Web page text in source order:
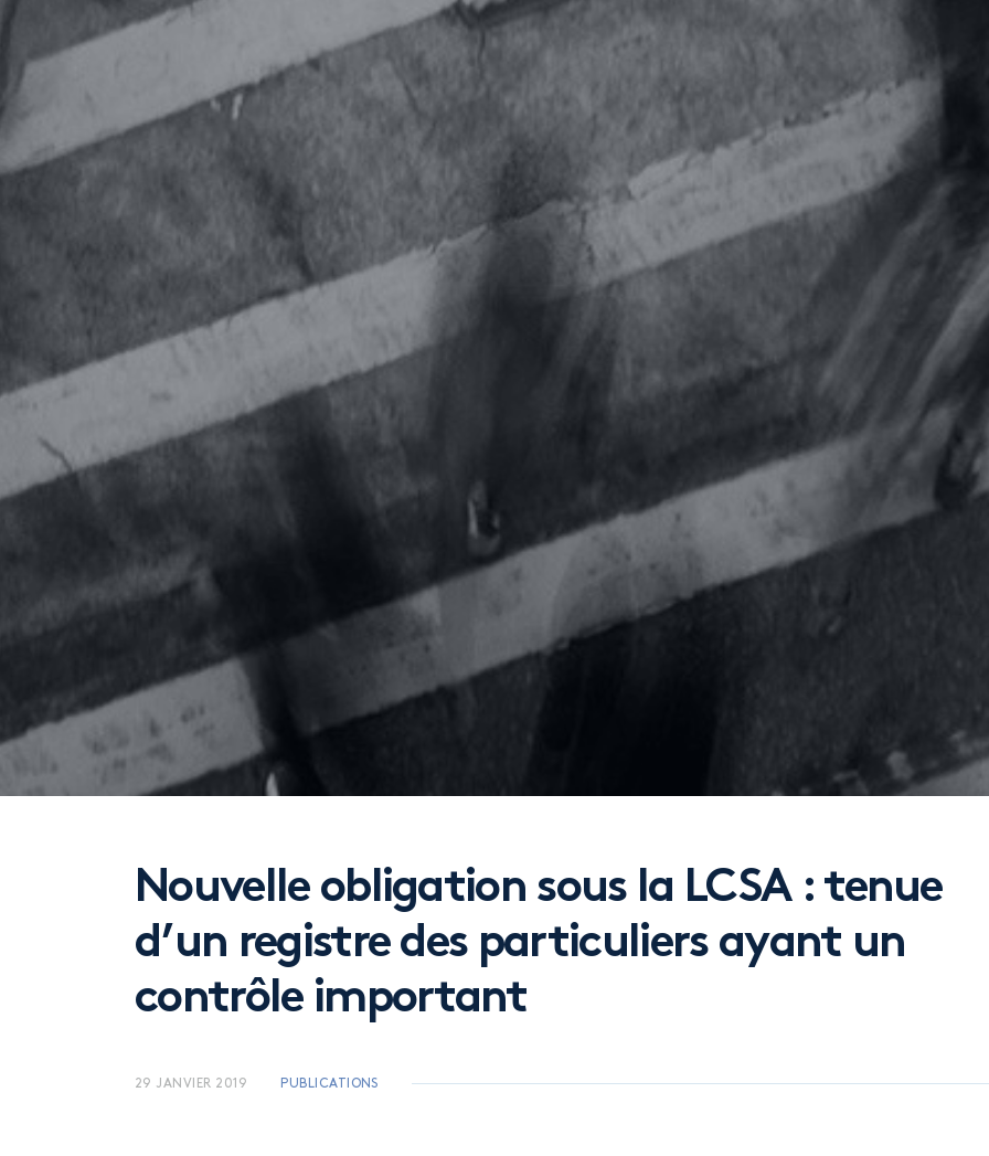
Nouvelle obligation sous la LCSA : tenue
d’un registre des particuliers ayant un
contrôle important
29 JANVIER 2019 PUBLICATIONS
Prenez la bonne décision
d’affaires